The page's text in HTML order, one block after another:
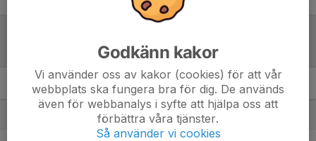
Div 5 Höglandet Dam M +/-
1. Nässjö FF U (9-m) 9
Godkänn kakor
Vi använder oss av kakor (cookies) för att vår
webbplats ska fungera bra för dig. De används
även för webbanalys i syfte att hjälpa oss att
förbättra våra tjänster.
Så använder vi cookies